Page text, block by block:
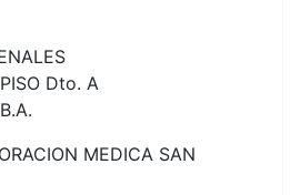
Dto. A
MEDICA SAN